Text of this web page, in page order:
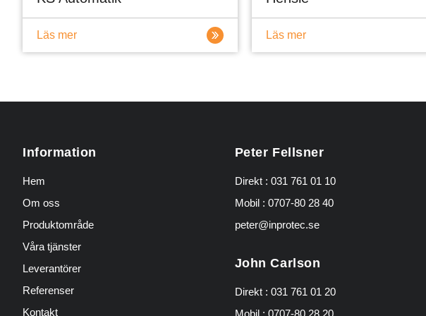
Läs mer Läs mer
Information
Hem
Om oss
Produktområde
Våra tjänster
Leverantörer
Referenser
Kontakt
Peter Fellsner
Direkt : 031 761 01 10
Mobil : 0707-80 28 40
peter@inprotec.se
John Carlson
Direkt : 031 761 01 20